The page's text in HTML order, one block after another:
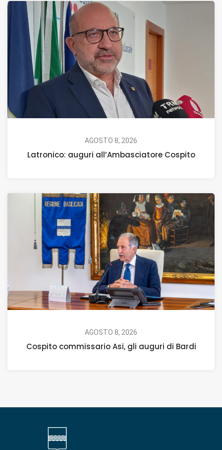
AGOSTO 8, 2026
Latronico: auguri all’Ambasciatore Cospito
AGOSTO 8, 2026
Cospito commissario Asi, gli auguri di Bardi